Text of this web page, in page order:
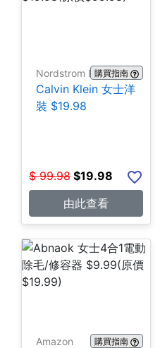
Nordstrom Rack購買指南
Calvin Klein 女士洋
裝 $19.98
$ 99.98 $19.98
由此查看
Amazon 購買指南